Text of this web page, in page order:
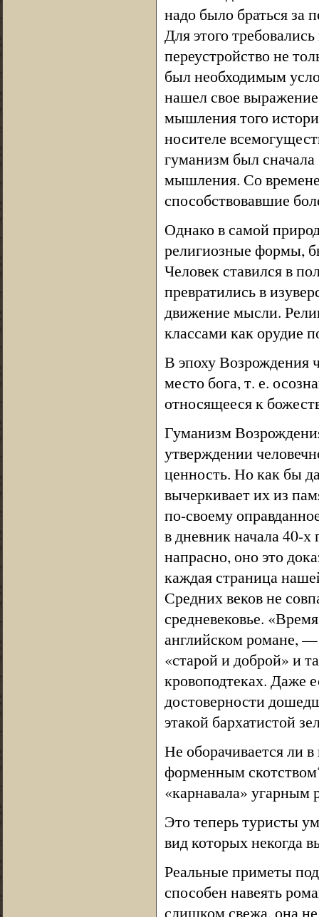
надо было браться за
Для этого
переустройство не
был необходимым
нашел свое
мышления того
носителе
гуманизм был
мышления. Со
способствовавшие
Однако в самой
религиозные формы,
Человек ставился в
превратились в
движение мысли.
классами как орудие
В эпоху Возрождения
место бога, т. е.
относящееся к
Гуманизм
утверждении
ценность. Но как бы
вычеркивает их из
по-своему
в дневник начала 40-
напрасно, оно это
каждая страница
Средних веков не
средневековье.
английском романе,
«старой и доброй» и
кровоподтеках. Даже
достоверности
этакой бархатистой
Не оборачивается ли
форменным
«карнавала» угарным
Это теперь туристы
вид которых некогда
Реальные приметы
способен навеять
слишком свежа, она не